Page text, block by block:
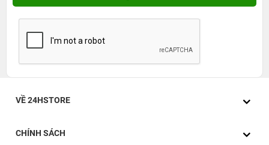
VỀ 24HSTORE
CHÍNH SÁCH